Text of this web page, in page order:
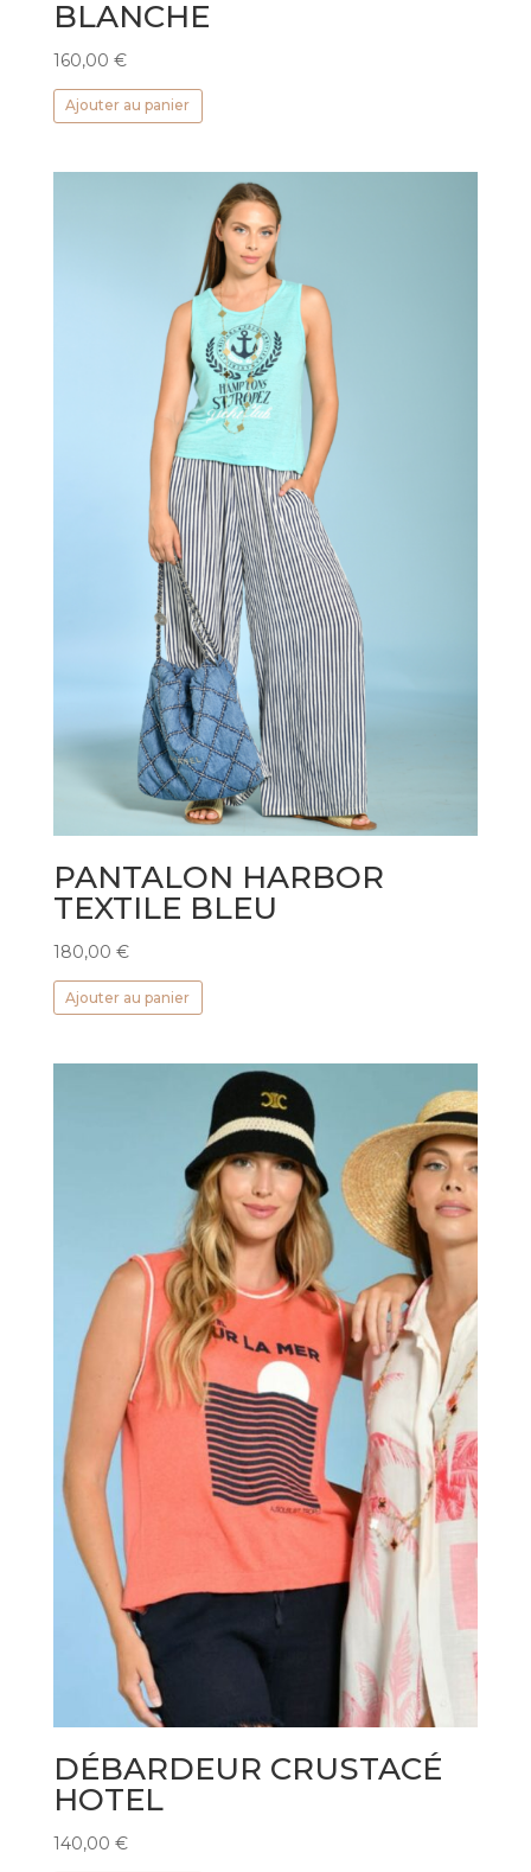
BLANCHE
160,00 €
Ajouter au panier
PANTALON HARBOR
TEXTILE BLEU
180,00 €
Ajouter au panier
DÉBARDEUR CRUSTACÉ
HOTEL
140,00 €